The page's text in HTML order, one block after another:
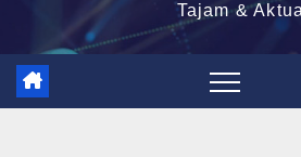
Tajam & Aktual